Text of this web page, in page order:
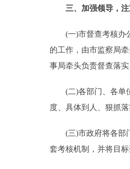
三、加强领导，
(一)市督查考核办公
的工作，由市监察局
事局牵头负责督查落实
(二)各部门、各单位
度、具体到人、狠抓
(三)市政府将各部门
套考核机制，并将目